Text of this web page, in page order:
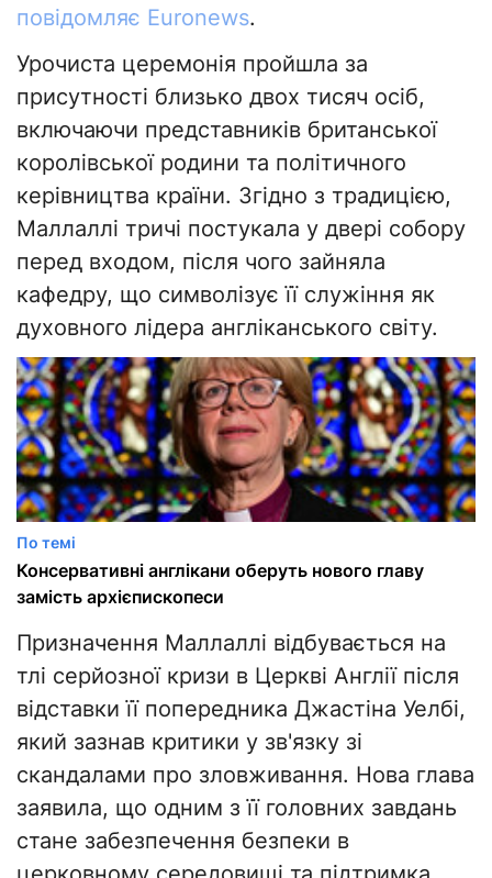
повідомляє Euronews.
Урочиста церемонія пройшла за
присутності близько двох тисяч осіб,
включаючи представників британської
королівської родини та політичного
керівництва країни. Згідно з традицією,
Маллаллі тричі постукала у двері собору
перед входом, після чого зайняла
кафедру, що символізує її служіння як
духовного лідера англіканського світу.
По темі
Консервативні англікани оберуть нового главу
замість архієпископеси
Призначення Маллаллі відбувається на
тлі серйозної кризи в Церкві Англії після
відставки її попередника Джастіна Уелбі,
який зазнав критики у зв'язку зі
скандалами про зловживання. Нова глава
заявила, що одним з її головних завдань
стане забезпечення безпеки в